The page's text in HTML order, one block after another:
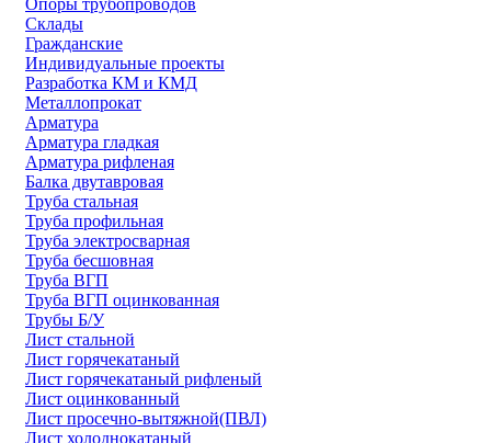
Опоры трубопроводов
Склады
Гражданские
Индивидуальные проекты
Разработка КМ и КМД
Металлопрокат
Арматура
Арматура гладкая
Арматура рифленая
Балка двутавровая
Труба стальная
Труба профильная
Труба электросварная
Труба бесшовная
Труба ВГП
Труба ВГП оцинкованная
Трубы Б/У
Лист стальной
Лист горячекатаный
Лист горячекатаный рифленый
Лист оцинкованный
Лист просечно-вытяжной(ПВЛ)
Лист холоднокатаный